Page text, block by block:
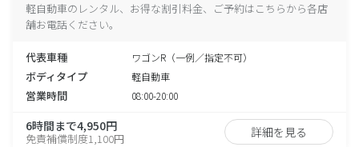
軽自動車のレンタル、お得な割引料金、ご予約はこちらから各店
舗お電話ください。
代表車種 ワゴンR（一例／指定不可）
ボディタイプ 軽自動車
営業時間 08:00-20:00
6時間まで4,950円
免責補償制度1,100円 詳細を見る